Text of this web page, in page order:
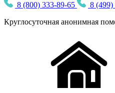
8 (800) 333-89-65
8 (499)
Круглосуточная анонимная